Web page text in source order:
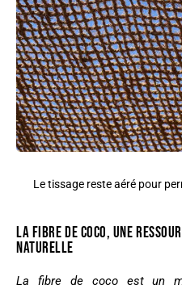
Le tissage reste aéré pour
LA FIBRE DE COCO, UNE
NATURELLE
La fibre de coco est un